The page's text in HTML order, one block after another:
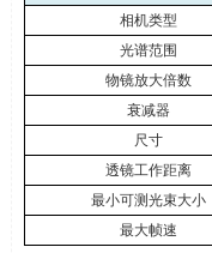
相机类型
光谱范围
物镜放大倍数
衰减器
尺寸
透镜工作距离
最小可测光束大小
最大帧速